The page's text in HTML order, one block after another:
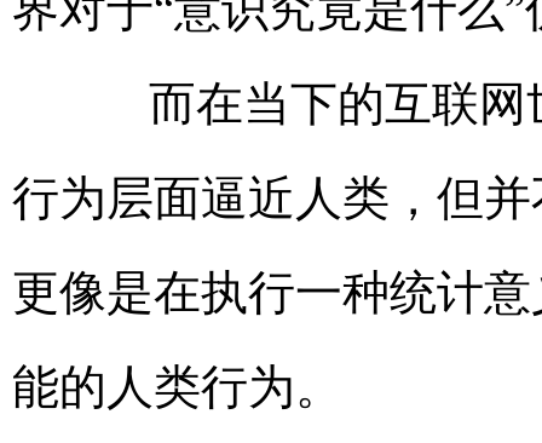
而在当下的互联网
行为层面逼近人类，但
更像是在执行一种统计
能的人类行为。